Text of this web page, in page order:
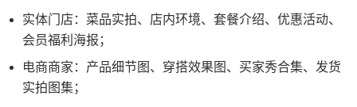
实体门店：菜品实拍、店内环境、套餐介绍、优惠活动、
会员福利海报；
电商商家：产品细节图、穿搭效果图、买家秀合集、发货
实拍图集；